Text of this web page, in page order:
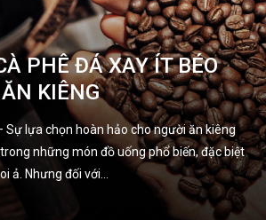
PHÊ ĐÁ XAY ÍT BÉO
KIÊNG
Sự lựa chọn hoàn hảo cho người ăn kiêng
những món đồ uống phổ biến, đặc biệt
ả. Nhưng đối với…